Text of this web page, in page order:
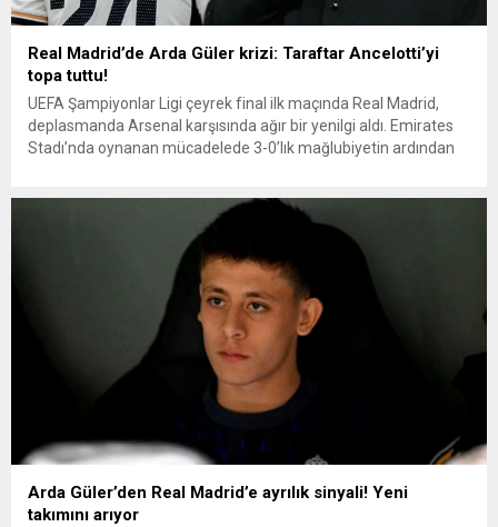
Real Madrid’de Arda Güler krizi: Taraftar Ancelotti’yi
topa tuttu!
UEFA Şampiyonlar Ligi çeyrek final ilk maçında Real Madrid,
deplasmanda Arsenal karşısında ağır bir yenilgi aldı. Emirates
Stadı’nda oynanan mücadelede 3-0’lık mağlubiyetin ardından
Karşılaşmanın ilk yarısı golsüz geçerken, Arsenal ikinci yarıda
vites artırdı. 58. dakikada Declan...
Arda Güler’den Real Madrid’e ayrılık sinyali! Yeni
takımını arıyor